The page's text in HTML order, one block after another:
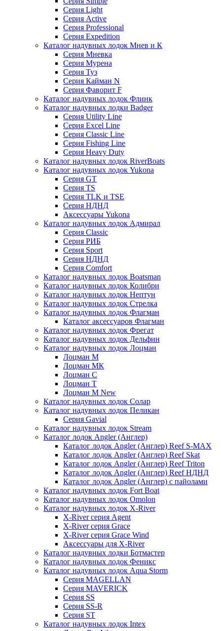
Серия Light
Серия Active
Серия Professional
Серия Expedition
Каталог надувных лодок Мнев и К
Серия Мневка
Серия Мурена
Серия Туз
Серия Кайман N
Серия Фаворит F
Каталог надувных лодок Флинк
Каталог надувных лодки Badger
Серия Utility Line
Серия Excel Line
Серия Classic Line
Серия Fishing Line
Серия Heavy Duty
Каталог надувных лодок RiverBoats
Каталог надувных лодок Yukona
Серия GT
Серия TS
Серия TLK и TSE
Серия НДНД
Аксессуары Yukona
Каталог надувных лодок Адмирал
Серия Classic
Серия РИБ
Серия Sport
Серия НДНД
Серия Comfort
Каталог надувных лодок Boatsman
Каталог надувных лодок Колибри
Каталог надувных лодок Нептун
Каталог надувных лодок Стрелка
Каталог надувных лодок Флагман
Каталог аксессуаров Флагман
Каталог надувных лодок Фрегат
Каталог надувных лодок Дельфин
Каталог надувных лодок Лоцман
Лоцман М
Лоцман МК
Лоцман С
Лоцман Т
Лоцман М New
Каталог надувных лодок Солар
Каталог надувных лодок Пеликан
Серия Gavial
Каталог надувных лодок Stream
Каталог лодок Angler (Англер)
Каталог лодок Angler (Англер) Reef S-MAX
Каталог лодок Angler (Англер) Reef Skat
Каталог лодок Angler (Англер) Reef Triton
Каталог лодок Angler (Англер) Reef НДНД
Каталог лодок Angler (Англер) с пайолами
Каталог надувных лодок Fort Boat
Каталог надувных лодок Omolon
Каталог надувных лодок X-River
X-River серия Agent
X-River серия Grace
X-River серия Grace Wind
Аксессуары для X-River
Каталог надувных лодки Ботмастер
Каталог надувных лодок Феникc
Каталог надувных лодок Aqua Storm
Серия MAGELLAN
Серия MAVERICK
Серия SS
Серия SS-R
Серия ST
Каталог надувных лодок Intex